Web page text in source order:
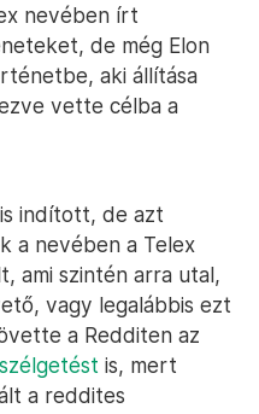
nevében írt
de még Elon
aki állítása
vette célba a
indított, de azt
a nevében a Telex
ami szintén arra utal,
vagy legalábbis ezt
a Redditen az
is, mert
a reddites